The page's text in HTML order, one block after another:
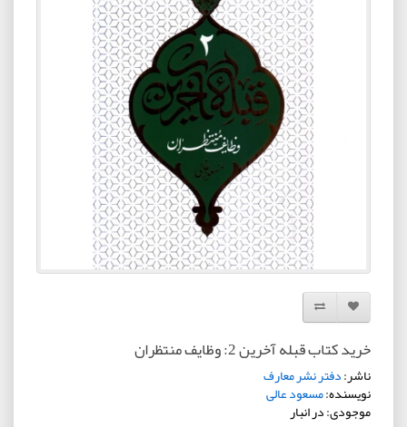
افزودن به لیست دلخواه
مقایسه این محصول
خرید کتاب قبله آخرین 2: وظایف منتظران
ناشر:دفتر نشر معارف
نویسنده:مسعود عالی
موجودی: در انبار